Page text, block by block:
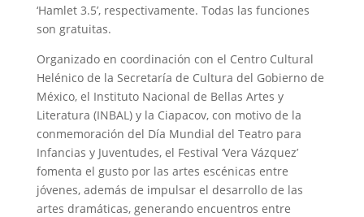
‘Hamlet 3.5’, respectivamente. Todas las funciones
son gratuitas.
Organizado en coordinación con el Centro Cultural
Helénico de la Secretaría de Cultura del Gobierno de
México, el Instituto Nacional de Bellas Artes y
Literatura (INBAL) y la Ciapacov, con motivo de la
conmemoración del Día Mundial del Teatro para
Infancias y Juventudes, el Festival ‘Vera Vázquez’
fomenta el gusto por las artes escénicas entre
jóvenes, además de impulsar el desarrollo de las
artes dramáticas, generando encuentros entre